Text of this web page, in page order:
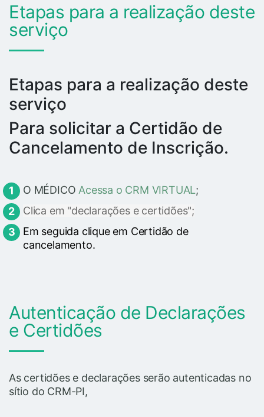
Etapas para a realização deste
serviço
Etapas para a realização deste
serviço
Para solicitar a Certidão de
Cancelamento de Inscrição.
O MÉDICO Acessa o CRM VIRTUAL;
Clica em "declarações e certidões";
Em seguida clique em Certidão de
cancelamento.
Autenticação de Declarações
e Certidões
As certidões e declarações serão autenticadas no
sítio do CRM-PI,